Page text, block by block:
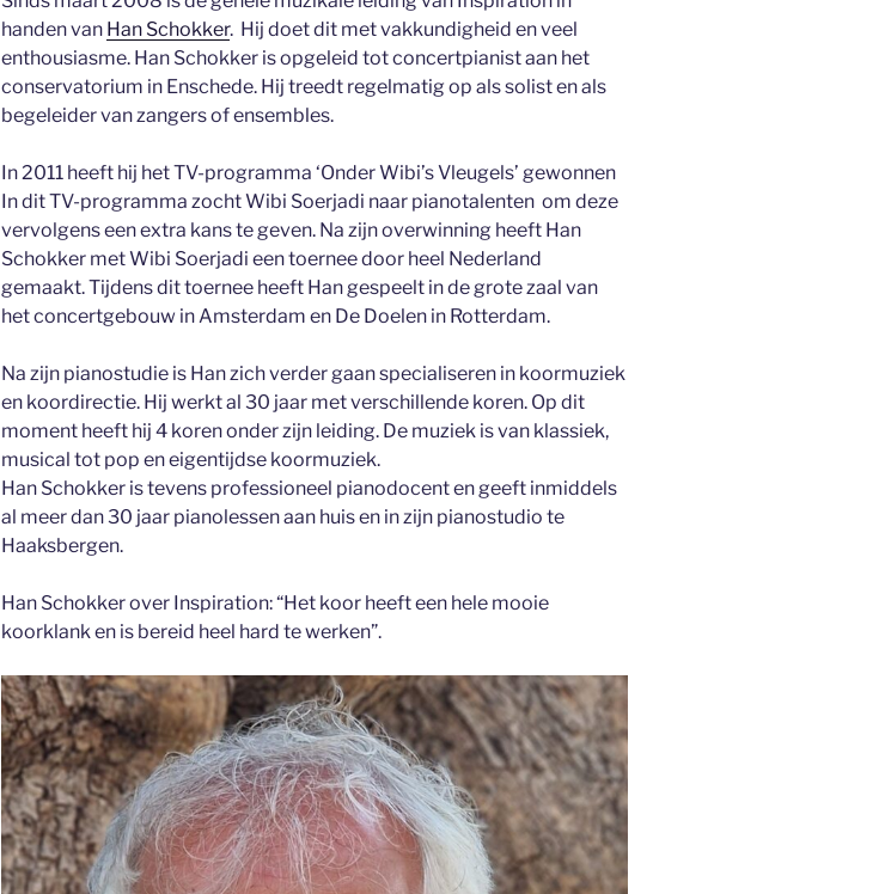
handen van Han Schokker. Hij doet dit met vakkundigheid en veel
enthousiasme. Han Schokker is opgeleid tot concertpianist aan het
conservatorium in Enschede. Hij treedt regelmatig op als solist en als
begeleider van zangers of ensembles.
In 2011 heeft hij het TV-programma ‘Onder Wibi’s Vleugels’ gewonnen
In dit TV-programma zocht Wibi Soerjadi naar pianotalenten om deze
vervolgens een extra kans te geven. Na zijn overwinning heeft Han
Schokker met Wibi Soerjadi een toernee door heel Nederland
gemaakt. Tijdens dit toernee heeft Han gespeelt in de grote zaal van
het concertgebouw in Amsterdam en De Doelen in Rotterdam.
Na zijn pianostudie is Han zich verder gaan specialiseren in koormuziek
en koordirectie. Hij werkt al 30 jaar met verschillende koren. Op dit
moment heeft hij 4 koren onder zijn leiding. De muziek is van klassiek,
musical tot pop en eigentijdse koormuziek.
Han Schokker is tevens professioneel pianodocent en geeft inmiddels
al meer dan 30 jaar pianolessen aan huis en in zijn pianostudio te
Haaksbergen.
Han Schokker over Inspiration: “Het koor heeft een hele mooie
koorklank en is bereid heel hard te werken”.